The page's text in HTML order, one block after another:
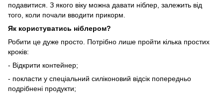
подавитися. З якого віку можна давати ніблер, залежить від
того, коли почали вводити прикорм.
Як користуватись ніблером?
Робити це дуже просто. Потрібно лише пройти кілька простих
кроків:
- Відкрити контейнер;
- покласти у спеціальний силіконовий відсік попередньо
подрібнені продукти;